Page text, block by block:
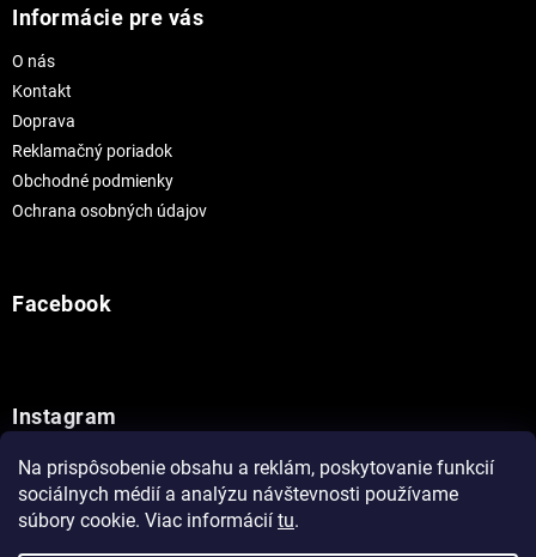
Na prispôsobenie obsahu a reklám, poskytovanie funkcií
sociálnych médií a analýzu návštevnosti používame
súbory cookie. Viac informácií tu.
Informácie pre vás
O nás
Kontakt
Doprava
Reklamačný poriadok
Obchodné podmienky
Ochrana osobných údajov
Facebook
Instagram
Sledovať na Instagrame